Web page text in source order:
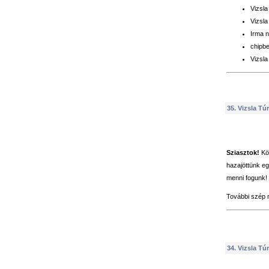
Irma
35. Vizsla
Sziasztok!
hazajöttünk
menni fogunk!
További szép
34. Vizsla